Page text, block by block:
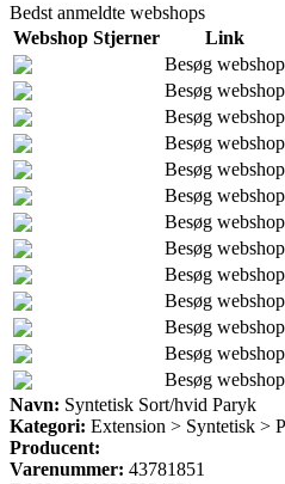
Bedst anmeldte webshops
Webshop Stjerner
Link
Besøg webshop
Besøg webshop
Besøg webshop
Besøg webshop
Besøg webshop
Besøg webshop
Besøg webshop
Besøg webshop
Besøg webshop
Besøg webshop
Besøg webshop
Besøg webshop
Besøg webshop
Navn: Syntetisk Sort/hvid Paryk
Kategori: Extension > Syntetisk >
Producent:
Varenummer: 43781851